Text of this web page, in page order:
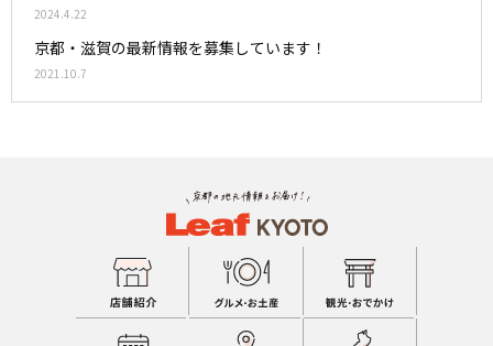
2024.4.22
京都・滋賀の最新情報を募集しています！
2021.10.7